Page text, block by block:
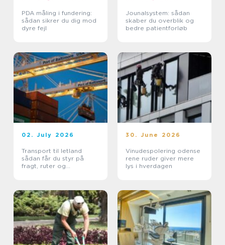
PDA måling i fundering:
sådan sikrer du dig mod
dyre fejl
Jounalsystem: sådan
skaber du overblik og
bedre patientforløb
02. July 2026
Transport til letland
sådan får du styr på
fragt, ruter og
30. June 2026
Vinudespolering odense
rene ruder giver mere
lys i hverdagen